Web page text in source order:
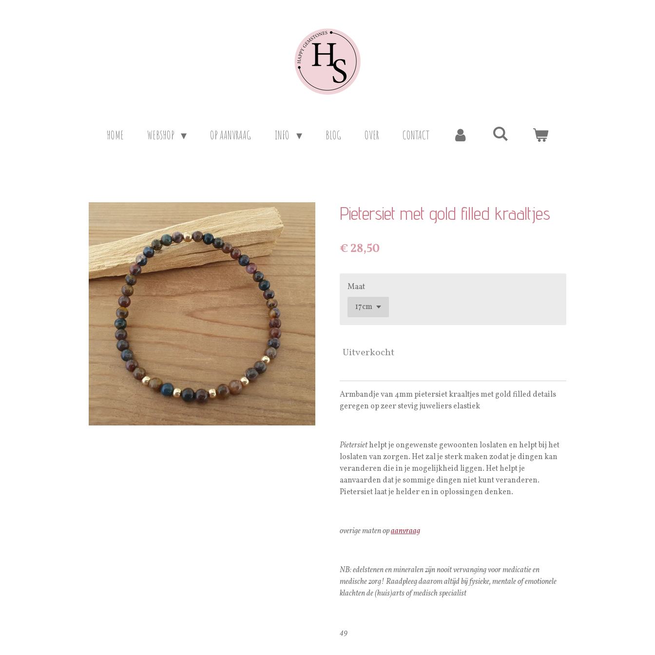
HOME WEBSHOP OP AANVRAAG INFO BLOG OVER CONTACT
Pietersiet met gold filled kraaltjes
€ 28,50
Maat
Uitverkocht
Armbandje van 4mm pietersiet kraaltjes met gold filled details
geregen op zeer stevig juweliers elastiek
Pietersiethelpt je ongewenste gewoonten loslaten en helpt bij het
loslaten van zorgen. Het zal je sterk maken zodat je dingen kan
veranderen die in je mogelijkheid liggen. Het helpt je
aanvaarden dat je sommige dingen niet kunt veranderen.
Pietersiet laat je helder en in oplossingen denken.
overige maten opaanvraag
NB: edelstenen en mineralen zijn nooit vervanging voor medicatie en
medische zorg! Raadpleeg daarom altijd bij fysieke, mentale of emotionele
klachten de (huis)arts of medisch specialist
49